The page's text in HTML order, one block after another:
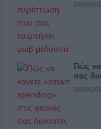
08/08/
Πώς να
σας
08/08/